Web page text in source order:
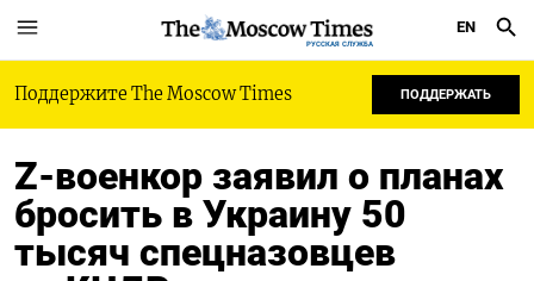
РУССКАЯ СЛУЖБА
EN
Поддержите The Moscow Times ПОДДЕРЖАТЬ
Z-военкор заявил о планах
бросить в Украину 50
тысяч спецназовцев